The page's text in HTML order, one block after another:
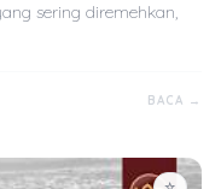
sering diremehkan,
BACA →